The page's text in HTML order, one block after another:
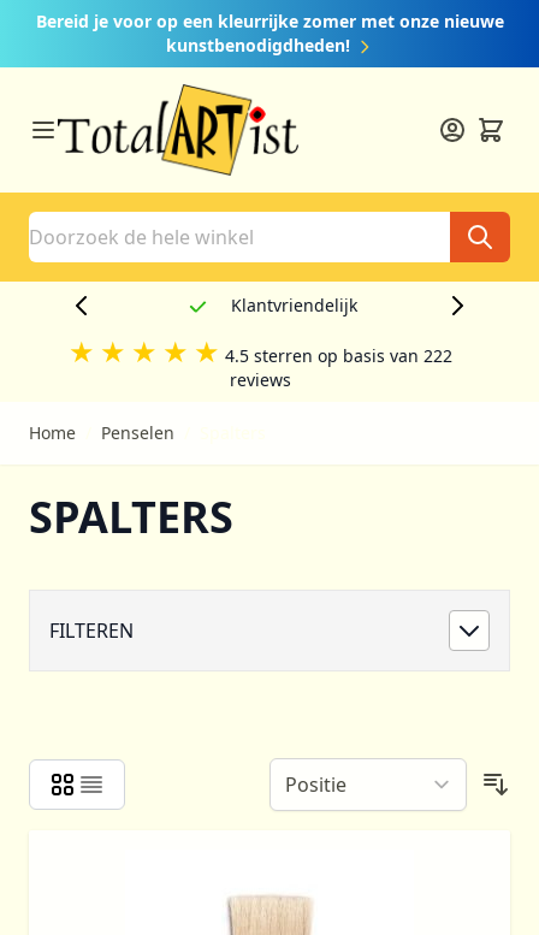
Ga naar de inhoud
Bereid je voor op een kleurrijke zomer met onze nieuwe
kunstbenodigdheden!
Search
Creatief
★ ★ ★ ★ ★ 4.5 sterren op basis van 222
reviews
Home Penselen
SPALTERS
FILTEREN